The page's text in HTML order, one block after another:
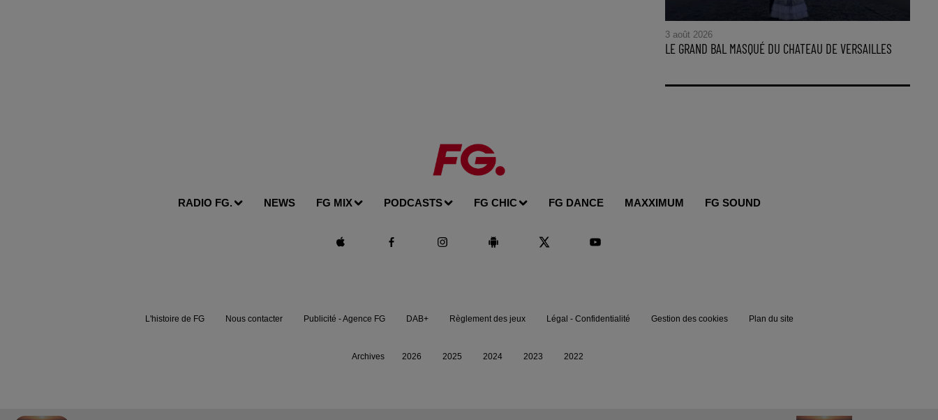
3 août 2026
LE GRAND BAL MASQUÉ DU CHATEAU DE VERSAILLES
RADIO FG. NEWS FG MIX PODCASTS FG CHIC FG DANCE MAXXIMUM FG SOUND
L'histoire de FG Nous contacter Publicité - Agence FG DAB+ Règlement des jeux Légal - Confidentialité Gestion des cookies Plan du site
Archives 2026 2025 2024 2023 2022